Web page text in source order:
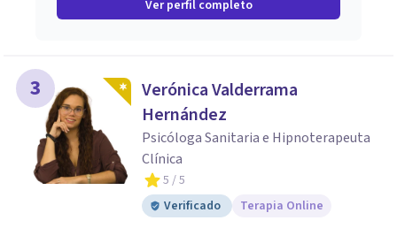
Ver perfil completo
3
Verónica Valderrama
Hernández
Psicóloga Sanitaria e Hipnoterapeuta
Clínica
5 / 5
Verificado
Terapia Online